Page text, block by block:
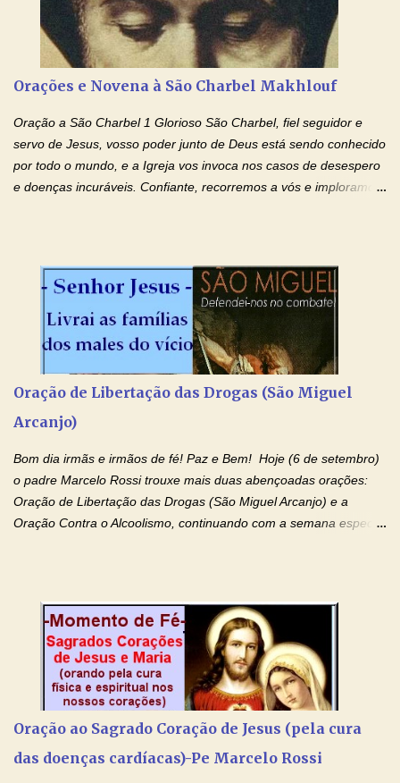
ajudando-me e eu me esforçarei para imitar tuas virtudes.
Glória… Amável protetor meu, o estudo geralmente é difícil, duro
e entediante para mim. Tu podes deixar tudo isso mais fácil e
agradável. Espera somente meu chamado. Eu te prometo um
esforço maior em meus estudos e uma vida mais digna de tua
santidade. Glória… Deus, que quiseste atrair tudo a teu unigênito
Filho, que foi crucificado, permite que, pelos méritos e exemplos
de te...
Orações e Novena à São Charbel Makhlouf
Oração a São Charbel 1 Glorioso São Charbel, fiel seguidor e
servo de Jesus, vosso poder junto de Deus está sendo conhecido
por todo o mundo, e a Igreja vos invoca nos casos de desespero
e doenças incuráveis. Confiante, recorremos a vós e imploramos
Queremos sempre lembrar-nos deste favor, da vossa intercessão
e invocar-vos como nosso patrono, para maior glória de Deus e o
bem de nossas almas. São Charbel! Rogai por Nós e por todos
aqueles que invocam o vosso nome e auxílio. Amén. Oração 2 Ó
Deus, admirável em Vossos Santos, Vós que inspirastes a São
Charbel seguir o caminho da perfeição, lhe concedestes a graça
e a força para fazer triunfar, na sua vida, o heroísmo das virtudes
monásticas: a obediência, a castidade e a voluntária pobreza, e
milagres e gra...
Oração de Libertação das Drogas (São Miguel
Arcanjo)
Bom dia irmãs e irmãos de fé! Paz e Bem! Hoje (6 de setembro)
o padre Marcelo Rossi trouxe mais duas abençoadas orações:
Oração de Libertação das Drogas (São Miguel Arcanjo) e a
Oração Contra o Alcoolismo, continuando com a semana especial
Ágape de nosso Pai Santo - Jesus - te curar, deixe nossa
Mãezinha do Céu - Maria - te proteger com Seu divino manto.
Não desista, Jesus irá curar todas suas feridas, Creia! Adriana-
Devoção e Fé Oração de Libertação das Drogas (São Miguel
Arcanjo) "Senhor, Pai Eterno, em Nome de Teu Filho Jesus,
Nosso Senhor Jesus Cristo, concedei a vida a todos aqueles que
se encontram encarcerados em um vício, escravos de alguma
droga. Senhor, Pai Poderoso e cheio de Misericórdia, na
Oração ao Sagrado Coração de Jesus (pela cura
das doenças cardíacas)-Pe Marcelo Rossi